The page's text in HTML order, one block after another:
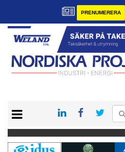
PRENUMERERA
KONTAKT